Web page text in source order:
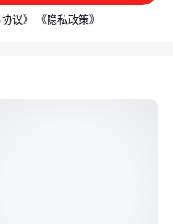
议》 《隐私政策》